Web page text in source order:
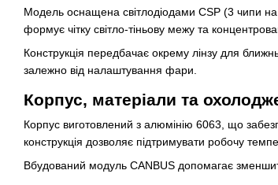
Модель оснащена світлодіодами CSP (3 чипи на
формує чітку світло-тіньову межу та
Конструкція передбачає окрему лінзу для
залежно від налаштування фари.
Корпус, матеріали та
Корпус виготовлений з алюмінію 6063, що
конструкція дозволяє підтримувати робочу
Вбудований модуль CANBUS допомагає